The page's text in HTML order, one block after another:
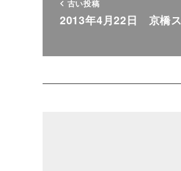
古い投稿
2013年4月22日 京橋ス